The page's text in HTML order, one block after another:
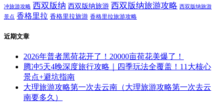
冲旅游攻略 西双版纳 西双版纳旅游 西双版纳旅游攻略 西双版纳旅游
景点 香格里拉 香格里拉旅游 香格里拉旅游攻略
近期文章
2026年普者黑荷花开了！20000亩荷花美爆了！
腾冲5天4晚深度旅行攻略｜四季玩法全覆盖！11大核心
景点+避坑指南
大理旅游攻略第一次去云南（大理旅游攻略第一次去云
南要多久）